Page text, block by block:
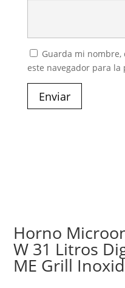
Guarda mi nombre,
este navegador para la
Enviar
Horno
W 31 Litros
ME Grill